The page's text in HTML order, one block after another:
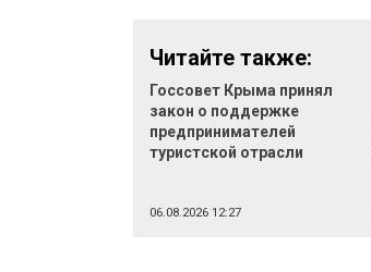
Читайте также:
Госсовет Крыма принял
закон о поддержке
предпринимателей
туристской отрасли
06.08.2026 12:27